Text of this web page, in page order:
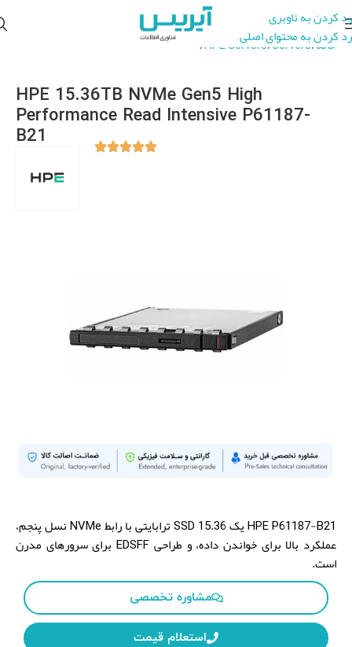
رد کردن به ناوبری
رد کردن به محتوای اصلی
خانه Servers
HPE Servers
HPE Server Hard Drives
HPE 15.36TB NVMe Gen5 High
Performance Read Intensive P61187-
B21
HPE P61187-B21 یک SSD 15.36 ترابایتی با رابط NVMe نسل پنجم،
عملکرد بالا برای خواندن داده، و طراحی EDSFF برای سرورهای مدرن
است.
مشاوره تخصصی
استعلام قیمت